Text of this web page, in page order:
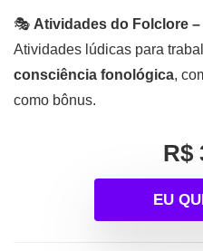
🎭 Atividades do Folclore
Atividades lúdicas para
consciência fonológica,
como bônus.
R$
EU